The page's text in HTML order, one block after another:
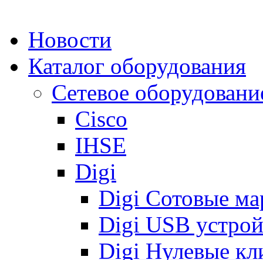
Новости
Каталог оборудования
Сетевое
Cisco
IHSE
Digi
Digi Сотовые
Digi USB
Digi Нулевые